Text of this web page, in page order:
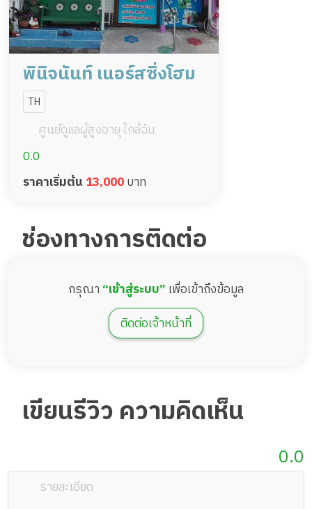
พินิจนันท์ เนอร์สซิ่งโฮม
TH
ศูนย์ดูแลผู้สูงอายุ ใกล้ฉัน
0.0
ราคาเริ่มต้น 13,000บาท
ช่องทางการติดต่อ
กรุณา “เข้าสู่ระบบ” เพื่อเข้าถึงข้อมูล
ติดต่อเจ้าหน้าที่
เขียนรีวิว ความคิดเห็น
0.0